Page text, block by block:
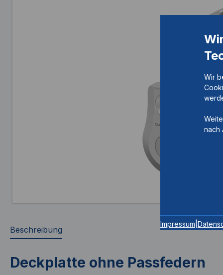
Beschreibung
Deckplatte ohne Passfedern
Wir
nach
Impressum